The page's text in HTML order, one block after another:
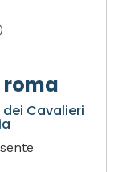
roma
dei Cavalieri